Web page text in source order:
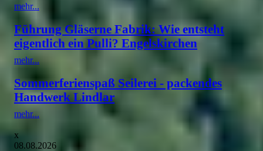
mehr...
Führung Gläserne Fabrik: Wie entsteht
eigentlich ein Pulli? Engelskirchen
mehr...
Sommerferienspaß Seilerei - packendes
Handwerk Lindlar
mehr...
x
08.08.2026